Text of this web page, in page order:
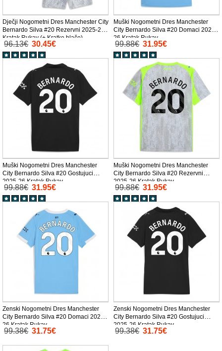
Dječji Nogometni Dres Manchester City
Bernardo Silva #20 Rezervni 2025-26
Kratak Rukav (+ Kratke hlače)
96.13€ 30.45€
Muški Nogometni Dres Manchester
City Bernardo Silva #20 Domaci 2025-
26 Kratak Rukav
99.88€ 31.95€
Muški Nogometni Dres Manchester
City Bernardo Silva #20 Gostujuci
2025-26 Kratak Rukav
99.88€ 31.95€
Muški Nogometni Dres Manchester
City Bernardo Silva #20 Rezervni
2025-26 Kratak Rukav
99.88€ 31.95€
Zenski Nogometni Dres Manchester
City Bernardo Silva #20 Domaci 2025-
26 Kratak Rukav
99.38€ 31.75€
Zenski Nogometni Dres Manchester
City Bernardo Silva #20 Gostujuci
2025-26 Kratak Rukav
99.38€ 31.75€